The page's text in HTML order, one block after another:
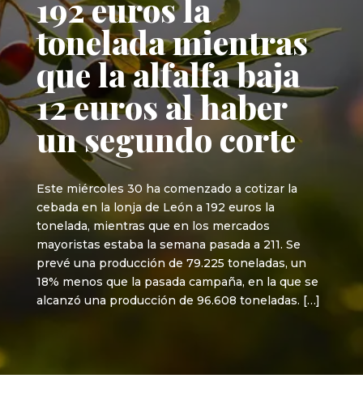
192 euros la
tonelada mientras
que la alfalfa baja
12 euros al haber
un segundo corte
Este miércoles 30 ha comenzado a cotizar la
cebada en la lonja de León a 192 euros la
tonelada, mientras que en los mercados
mayoristas estaba la semana pasada a 211. Se
prevé una producción de 79.225 toneladas, un
18% menos que la pasada campaña, en la que se
alcanzó una producción de 96.608 toneladas. […]